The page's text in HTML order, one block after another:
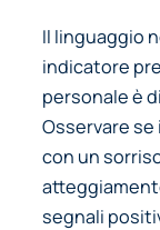
Il linguaggio
indicatore
personale è
Osservare se
con un
segnali